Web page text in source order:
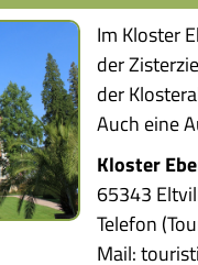
Im Kloster
der
der
Auch eine
Kloster
65343
Telefon
Mail: